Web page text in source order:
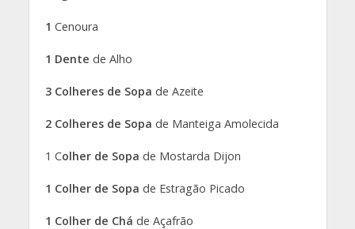
1 Cenoura
1 Dente de Alho
3 Colheres de Sopa de Azeite
2 Colheres de Sopa de Manteiga Amolecida
1 Colher de Sopa de Mostarda Dijon
1 Colher de Sopa de Estragão Picado
1 Colher de Chá de Açafrão